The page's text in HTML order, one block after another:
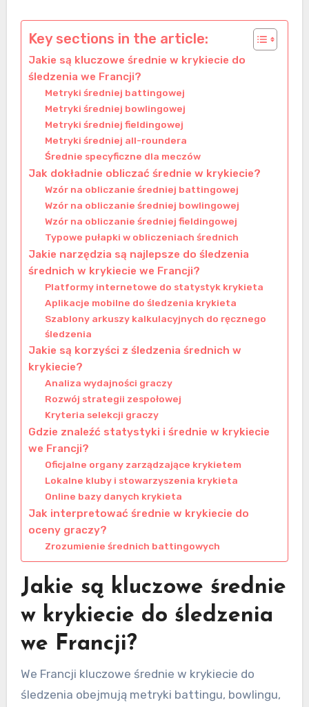
Key sections in the article:
Jakie są kluczowe średnie w krykiecie do
śledzenia we Francji?
Metryki średniej battingowej
Metryki średniej bowlingowej
Metryki średniej fieldingowej
Metryki średniej all-roundera
Średnie specyficzne dla meczów
Jak dokładnie obliczać średnie w krykiecie?
Wzór na obliczanie średniej battingowej
Wzór na obliczanie średniej bowlingowej
Wzór na obliczanie średniej fieldingowej
Typowe pułapki w obliczeniach średnich
Jakie narzędzia są najlepsze do śledzenia
średnich w krykiecie we Francji?
Platformy internetowe do statystyk krykieta
Aplikacje mobilne do śledzenia krykieta
Szablony arkuszy kalkulacyjnych do ręcznego
śledzenia
Jakie są korzyści z śledzenia średnich w
krykiecie?
Analiza wydajności graczy
Rozwój strategii zespołowej
Kryteria selekcji graczy
Gdzie znaleźć statystyki i średnie w krykiecie
we Francji?
Oficjalne organy zarządzające krykietem
Lokalne kluby i stowarzyszenia krykieta
Online bazy danych krykieta
Jak interpretować średnie w krykiecie do
oceny graczy?
Zrozumienie średnich battingowych
Jakie są kluczowe średnie
w krykiecie do śledzenia
we Francji?
We Francji kluczowe średnie w krykiecie do
śledzenia obejmują metryki battingu, bowlingu,